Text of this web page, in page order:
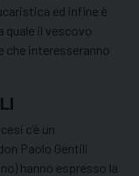
ed infine è
quale il vescovo
che interesseranno
c’è un
Paolo Gentili
hanno espresso la